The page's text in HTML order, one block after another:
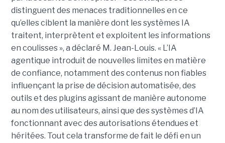
distinguent des menaces traditionnelles en ce
qu’elles ciblent la manière dont les systèmes IA
traitent, interprètent et exploitent les informations
en coulisses », a déclaré M. Jean-Louis. « L’IA
agentique introduit de nouvelles limites en matière
de confiance, notamment des contenus non fiables
influençant la prise de décision automatisée, des
outils et des plugins agissant de manière autonome
au nom des utilisateurs, ainsi que des systèmes d’IA
fonctionnant avec des autorisations étendues et
héritées. Tout cela transforme de fait le défi en un